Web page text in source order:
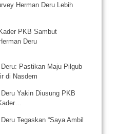
Herman Deru Lebih
PKB Sambut
Deru
Deru: Pastikan Maju Pilgub
di Nasdem
Deru Yakin Diusung PKB
Tegaskan “Saya Ambil